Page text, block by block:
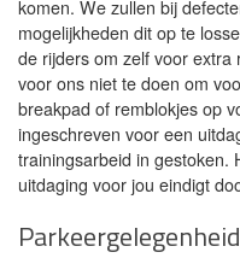
komen. We zullen bij
mogelijkheden dit op te
de rijders om zelf voor
voor ons niet te doen om
breakpad of remblokjes op
ingeschreven voor een
trainingsarbeid in gestoken.
uitdaging voor jou eindigt